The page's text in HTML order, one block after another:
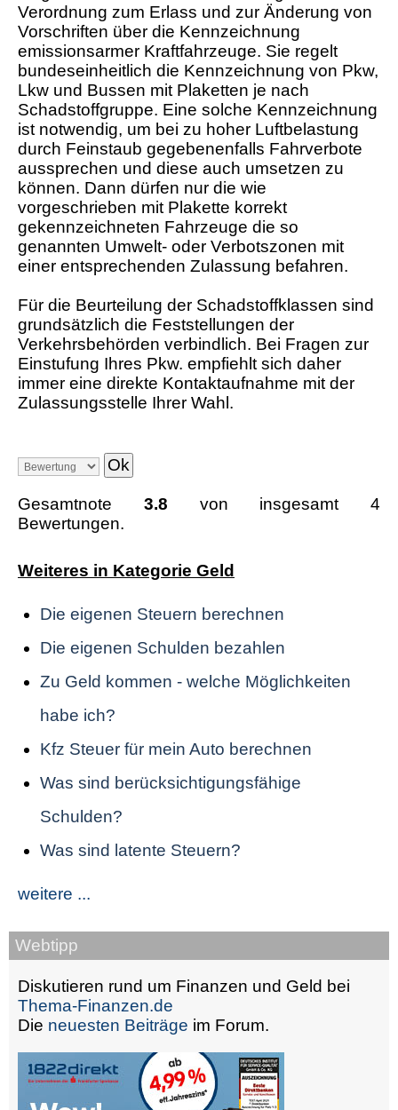
Verordnung zum Erlass und zur Änderung von
Vorschriften über die Kennzeichnung
emissionsarmer Kraftfahrzeuge. Sie regelt
bundeseinheitlich die Kennzeichnung von Pkw,
Lkw und Bussen mit Plaketten je nach
Schadstoffgruppe. Eine solche Kennzeichnung
ist notwendig, um bei zu hoher Luftbelastung
durch Feinstaub gegebenenfalls Fahrverbote
aussprechen und diese auch umsetzen zu
können. Dann dürfen nur die wie
vorgeschrieben mit Plakette korrekt
gekennzeichneten Fahrzeuge die so
genannten Umwelt- oder Verbotszonen mit
einer entsprechenden Zulassung befahren.
Für die Beurteilung der Schadstoffklassen sind
grundsätzlich die Feststellungen der
Verkehrsbehörden verbindlich. Bei Fragen zur
Einstufung Ihres Pkw. empfiehlt sich daher
immer eine direkte Kontaktaufnahme mit der
Zulassungsstelle Ihrer Wahl.
Gesamtnote 3.8 von insgesamt 4
Bewertungen.
Weiteres in Kategorie Geld
Die eigenen Steuern berechnen
Die eigenen Schulden bezahlen
Zu Geld kommen - welche Möglichkeiten
habe ich?
Kfz Steuer für mein Auto berechnen
Was sind berücksichtigungsfähige
Schulden?
Was sind latente Steuern?
weitere ...
Webtipp
Diskutieren rund um Finanzen und Geld bei
Thema-Finanzen.de
Die neuesten Beiträge im Forum.